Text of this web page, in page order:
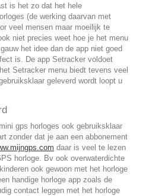
is het zo dat het hele
(de werking daarvan met
veel mensen maar moeilijk te
niet precies weet hoe je het menu
het idee dan de app niet goed
is. De app Setracker voldoet
Setracker menu biedt tevens veel
geleverd wordt loopt u
gps horloges ook gebruiksklaar
zonder dat je aan een abbonement
daar is veel te lezen
horloge. Bv ook overwaterdichte
ook gewoon met het horloge
handige horloge app zoals de
contact leggen met het horloge